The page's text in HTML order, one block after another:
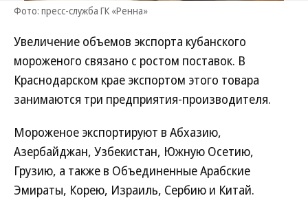
Фото: пресс-служба ГК «Ренна»
Увеличение объемов экспорта кубанского
мороженого связано с ростом поставок. В
Краснодарском крае экспортом этого товара
занимаются три предприятия-производителя.
Мороженое экспортируют в Абхазию,
Азербайджан, Узбекистан, Южную Осетию,
Грузию, а также в Объединенные Арабские
Эмираты, Корею, Израиль, Сербию и Китай.